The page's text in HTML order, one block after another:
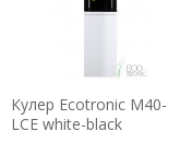
Кулер Ecotronic M40-
LCE white-black